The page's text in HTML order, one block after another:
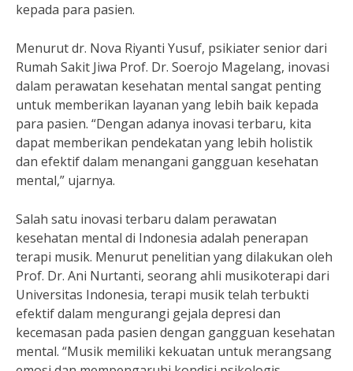
kepada para pasien.
Menurut dr. Nova Riyanti Yusuf, psikiater senior dari
Rumah Sakit Jiwa Prof. Dr. Soerojo Magelang, inovasi
dalam perawatan kesehatan mental sangat penting
untuk memberikan layanan yang lebih baik kepada
para pasien. “Dengan adanya inovasi terbaru, kita
dapat memberikan pendekatan yang lebih holistik
dan efektif dalam menangani gangguan kesehatan
mental,” ujarnya.
Salah satu inovasi terbaru dalam perawatan
kesehatan mental di Indonesia adalah penerapan
terapi musik. Menurut penelitian yang dilakukan oleh
Prof. Dr. Ani Nurtanti, seorang ahli musikoterapi dari
Universitas Indonesia, terapi musik telah terbukti
efektif dalam mengurangi gejala depresi dan
kecemasan pada pasien dengan gangguan kesehatan
mental. “Musik memiliki kekuatan untuk merangsang